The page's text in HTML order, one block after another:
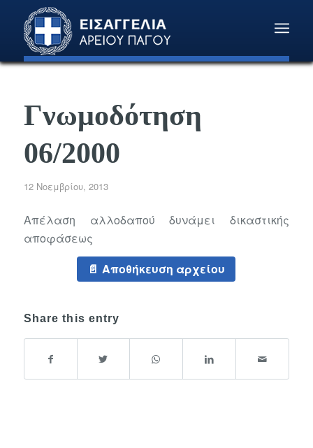
Γνωμοδότηση
06/2000
12 Νοεμβρίου, 2013
Απέλαση αλλοδαπού δυνάμει δικαστικής
αποφάσεως
Αποθήκευση αρχείου
Share this entry